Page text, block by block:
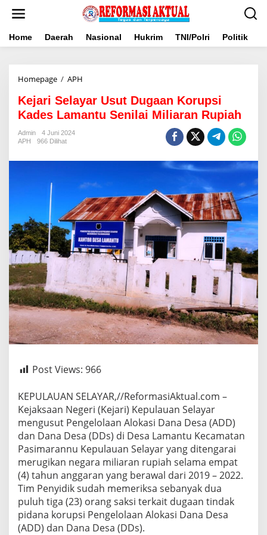
Home Daerah Nasional Hukrim TNI/Polri Politik
Homepage / APH
Usut
Dugaan
Korupsi
Miliaran
Kejari Selayar Usut Dugaan Korupsi
Kades Lamantu Senilai Miliaran Rupiah
Admin
4 Juni 2024
APH
966 Dilihat
Post Views: 966
KEPULAUAN SELAYAR,//ReformasiAktual.com –
Kejaksaan Negeri (Kejari) Kepulauan Selayar
mengusut Pengelolaan Alokasi Dana Desa (ADD)
dan Dana Desa (DDs) di Desa Lamantu Kecamatan
Pasimarannu Kepulauan Selayar yang ditengarai
merugikan negara miliaran rupiah selama empat
(4) tahun anggaran yang berawal dari 2019 – 2022.
Tim Penyidik sudah memeriksa sebanyak dua
puluh tiga (23) orang saksi terkait dugaan tindak
pidana korupsi Pengelolaan Alokasi Dana Desa
(ADD) dan Dana Desa (DDs).